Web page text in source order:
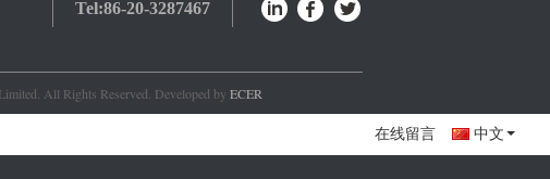
Tel:86-20-3287467
All Rights Reserved. Developed by ECER
在线留言 中文